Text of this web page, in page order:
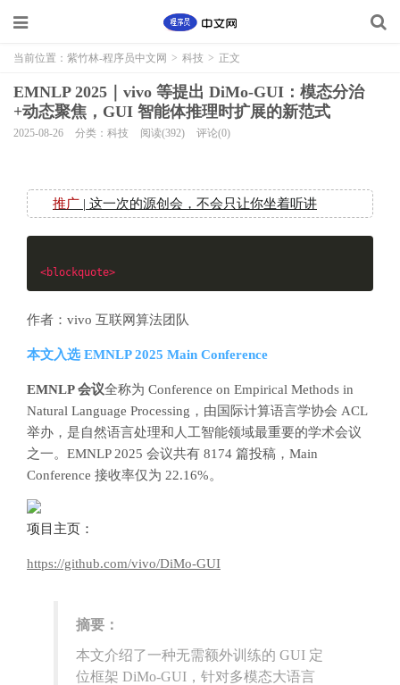
当前位置： 紫竹林-程序员中文网 > 科技 > 正文
EMNLP 2025｜vivo 等提出 DiMo-GUI：模态分治
+动态聚焦，GUI 智能体推理时扩展的新范式
2025-08-26 分类：科技 阅读(392) 评论(0)
推广 | 这一次的源创会，不会只让你坐着听讲
<blockquote>
作者：vivo 互联网算法团队
本文入选 EMNLP 2025 Main Conference
EMNLP 会议全称为 Conference on Empirical Methods in
Natural Language Processing，由国际计算语言学协会 ACL
举办，是自然语言处理和人工智能领域最重要的学术会议
之一。EMNLP 2025 会议共有 8174 篇投稿，Main
Conference 接收率仅为 22.16%。
项目主页：
https://github.com/vivo/DiMo-GUI
摘要：
本文介绍了一种无需额外训练的 GUI 定
位框架 DiMo-GUI，针对多模态大语言